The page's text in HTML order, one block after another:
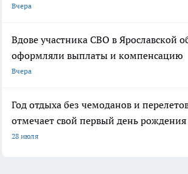
Вчера
Вдове участника СВО в Ярославской
оформляли выплаты и компенсацию
Вчера
Год отдыха без чемоданов и
отмечает свой первый день рождения
28 июля